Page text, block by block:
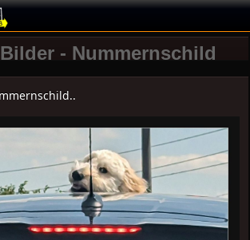
- Nummernschild